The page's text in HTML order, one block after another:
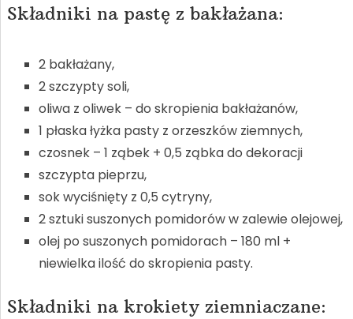
Składniki na pastę z bakłażana:
2 bakłażany,
2 szczypty soli,
oliwa z oliwek – do skropienia bakłażanów,
1 płaska łyżka pasty z orzeszków ziemnych,
czosnek – 1 ząbek + 0,5 ząbka do dekoracji
szczypta pieprzu,
sok wyciśnięty z 0,5 cytryny,
2 sztuki suszonych pomidorów w zalewie olejowej,
olej po suszonych pomidorach – 180 ml +
niewielka ilość do skropienia pasty.
Składniki na krokiety ziemniaczane: